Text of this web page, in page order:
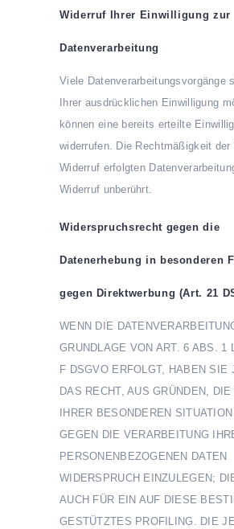
Widerruf Ihrer Einwilligung zur
Datenverarbeitung
Viele Datenverarbeitungsvorgänge
Ihrer ausdrücklichen Einwilligung
können eine bereits erteilte
widerrufen. Die Rechtmäßigkeit der
Widerruf erfolgten
Widerruf unberührt.
Widerspruchsrecht gegen die
Datenerhebung in besonderen
gegen Direktwerbung (Art. 21
WENN DIE
GRUNDLAGE VON ART. 6 ABS. 1
F DSGVO ERFOLGT, HABEN SIE
DAS RECHT, AUS GRÜNDEN,
IHRER BESONDEREN
GEGEN DIE VERARBEITUNG
PERSONENBEZOGENEN DATEN
WIDERSPRUCH EINZULEGEN;
AUCH FÜR EIN AUF DIESE
GESTÜTZTES PROFILING. DIE